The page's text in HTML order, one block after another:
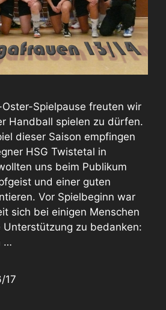
Spielpause freuten wir
Handball spielen zu dürfen.
dieser Saison empfingen
HSG Twistetal in
uns beim Publikum
und einer guten
Vor Spielbeginn war
sich bei einigen Menschen
zu bedanken:
…
17